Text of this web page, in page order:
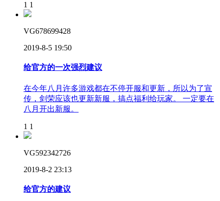
1 1
VG678699428
2019-8-5 19:50
给官方的一次强烈建议
在今年八月许多游戏都在不停开服和更新，所以为了宣
传，剑荣应该也更新新服，搞点福利给玩家。 一定要在
八月开出新服。
1 1
VG592342726
2019-8-2 23:13
给官方的建议